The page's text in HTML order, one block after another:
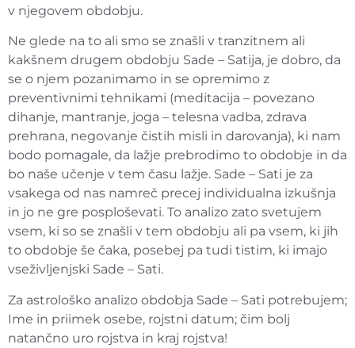
v njegovem obdobju.
Ne glede na to ali smo se znašli v tranzitnem ali
kakšnem drugem obdobju Sade – Satija, je dobro, da
se o njem pozanimamo in se opremimo z
preventivnimi tehnikami (meditacija – povezano
dihanje, mantranje, joga – telesna vadba, zdrava
prehrana, negovanje čistih misli in darovanja), ki nam
bodo pomagale, da lažje prebrodimo to obdobje in da
bo naše učenje v tem času lažje. Sade – Sati je za
vsakega od nas namreč precej individualna izkušnja
in jo ne gre posploševati. To analizo zato svetujem
vsem, ki so se znašli v tem obdobju ali pa vsem, ki jih
to obdobje še čaka, posebej pa tudi tistim, ki imajo
vseživljenjski Sade – Sati.
Za astrološko analizo obdobja Sade – Sati potrebujem;
Ime in priimek osebe, rojstni datum; čim bolj
natančno uro rojstva in kraj rojstva!